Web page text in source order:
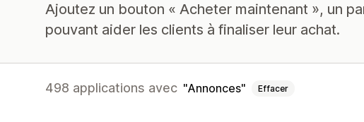
Ajoutez un bouton « Acheter maintenant », un
pouvant aider les clients à finaliser leur achat.
498 applications avec Annonces Effacer